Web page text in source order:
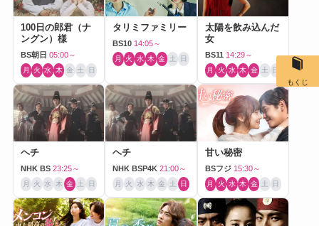
100日の郎君（ナ
ングン）様
BS朝日 05:00～
月 火 水 木 金 土 日
タリミファミリー
BS10 14:05～
月 火 水 木 金 土 日
太陽を飲み込んだ
女
BS11 14:29～
月 火 水 木 金 土 日
ヘチ
NHK BS 23:25～
月 火 水 木 金 土 日
ヘチ
NHK BSP4K 21:00～
月 火 水 木 金 土 日
甘い秘密
BSフジ 15:30～
月 火 水 木 金 土 日
もくじ